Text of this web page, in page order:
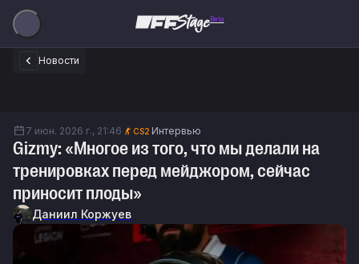
Beta
Новости
7 июн. 2026 г., 21:46 CS2 Интервью
Gizmy: «Многое из того, что мы делали на
тренировках перед мейджором, сейчас
приносит плоды»
Даниил Коржуев